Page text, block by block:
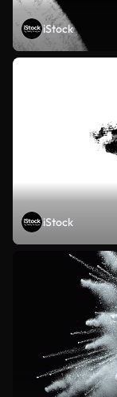
iStock
iStock